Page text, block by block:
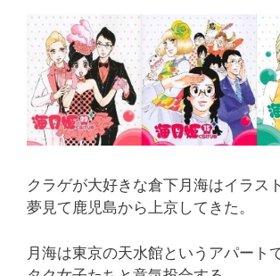
クラゲが大好きな倉下月海はイラス
夢見て鹿児島から上京してきた。
月海は東京の天水館というアパート